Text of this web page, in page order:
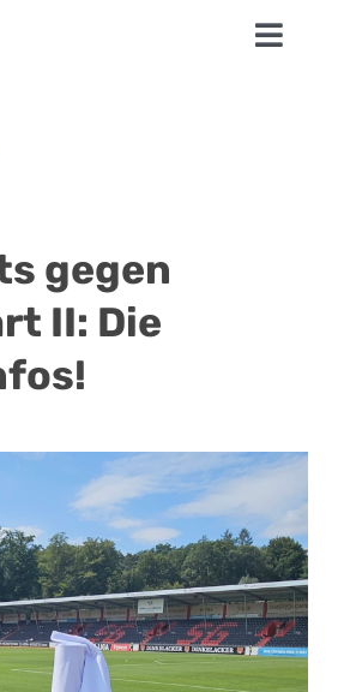
gegen
II: Die